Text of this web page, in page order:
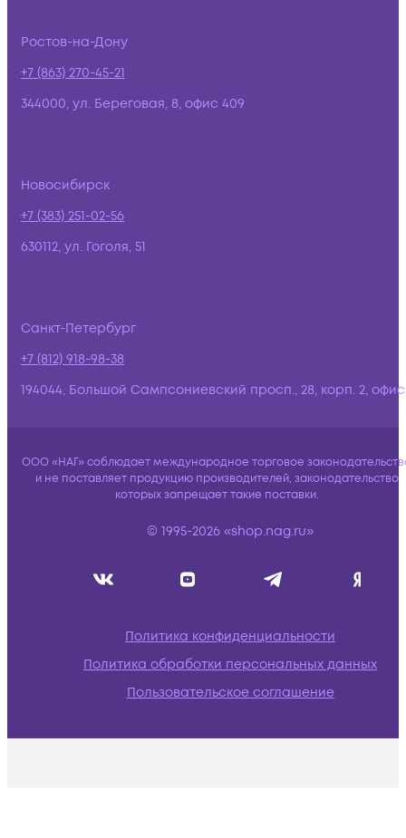
Ростов-на-Дону
+7 (863) 270-45-21
344000, ул. Береговая, 8, офис 409
Новосибирск
+7 (383) 251-02-56
630112, ул. Гоголя, 51
Санкт-Петербург
+7 (812) 918-98-38
194044, Большой Сампсониевский просп., 28, корп. 2,
ООО «НАГ» соблюдает международное торговое
и не поставляет продукцию производителей, законодательство
которых запрещает такие поставки.
© 1995-2026 «shop.nag.ru»
Политика конфиденциальности
Политика обработки персональных данных
Пользовательское соглашение